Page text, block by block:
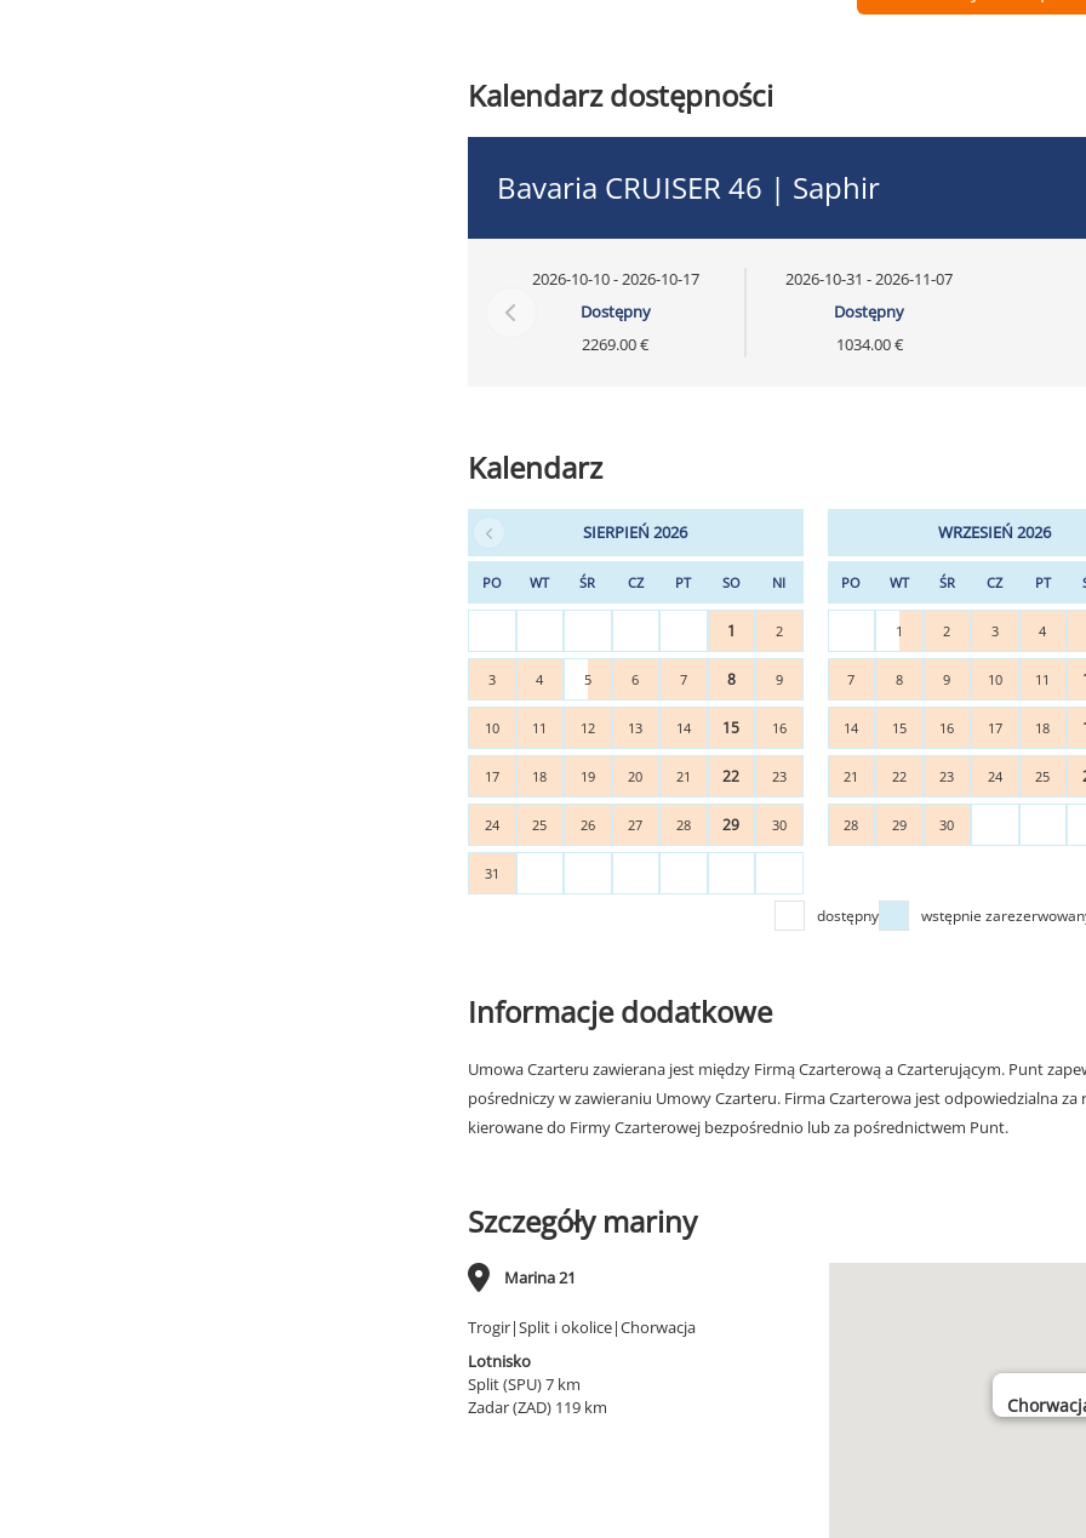
Kalendarz dostępności
Bavaria CRUISER 46 | Saphir
2026-10-10 - 2026-10-17
Dostępny
2269.00 €
2026-10-31 - 2026-11-07
Dostępny
1034.00 €
Kalendarz
SIERPIEŃ 2026
PO WT ŚR CZ PT SO NI
1 2
3 4 5 6 7 8 9
10 11 12 13 14 15 16
17 18 19 20 21 22 23
24 25 26 27 28 29 30
31
WRZESIEŃ 2026
PO WT ŚR CZ PT
1 2 3 4
7 8 9 10 11
14 15 16 17 18
21 22 23 24 25
28 29 30
dostępny wstępnie
Informacje dodatkowe
Umowa Czarteru zawierana jest między Firmą Czarterową a Czarterującym. Punt
pośredniczy w zawieraniu Umowy Czarteru. Firma Czarterowa jest odpowiedzialna
kierowane do Firmy Czarterowej bezpośrednio lub za pośrednictwem Punt.
Szczegóły mariny
Marina 21
Trogir|Split i okolice|Chorwacja
Lotnisko
Split (SPU) 7 km
Zadar (ZAD) 119 km